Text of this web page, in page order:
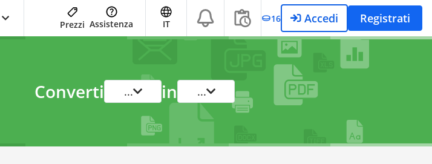
Prezzi Assistenza IT 16 Accedi Registrati
Converti ... in ...